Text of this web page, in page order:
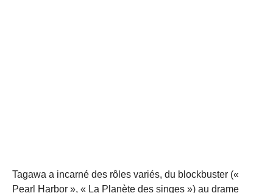
Tagawa a incarné des rôles variés, du blockbuster («
Pearl Harbor », « La Planète des singes ») au drame